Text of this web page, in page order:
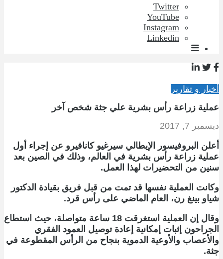
Twitter
YouTube
Instagram
Linkedin
أخبار و تقارير
عملية زراعة رأس بشرية علي جثة شخص آخر
ديسمبر 7, 2017
أعلن البروفيسور الإيطالي سيرغيو كانافيرو عن إجراء أول
عملية زراعة رأس بشرية في العالم، وذلك في الصين بعد
سنين من التحضيرات لهذا العمل.
وكانت العملية نفسها قد تمت من قبل فريق بقيادة الدكتور
شياو بينغ رن، العام الماضي على رأس قرد.
وقال إن العملية استغرقت 18 ساعة متواصلة، حيث استطاع
الجراحون إثبات إمكانية إعادة توصيل العمود الفقري
والأعصاب والأوعية الدموية بنجاح من الرأس المقطوعة في
جثة.